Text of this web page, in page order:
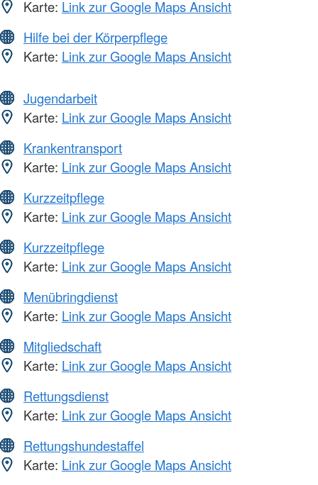
Karte: Link zur Google Maps Ansicht
Hilfe bei der Körperpflege
Karte: Link zur Google Maps Ansicht
Jugendarbeit
Karte: Link zur Google Maps Ansicht
Krankentransport
Karte: Link zur Google Maps Ansicht
Kurzzeitpflege
Karte: Link zur Google Maps Ansicht
Kurzzeitpflege
Karte: Link zur Google Maps Ansicht
Menübringdienst
Karte: Link zur Google Maps Ansicht
Mitgliedschaft
Karte: Link zur Google Maps Ansicht
Rettungsdienst
Karte: Link zur Google Maps Ansicht
Rettungshundestaffel
Karte: Link zur Google Maps Ansicht